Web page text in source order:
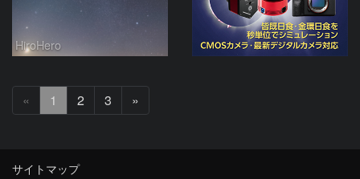
HiroHero
« 1 2 3 »
へ
サイトマップ